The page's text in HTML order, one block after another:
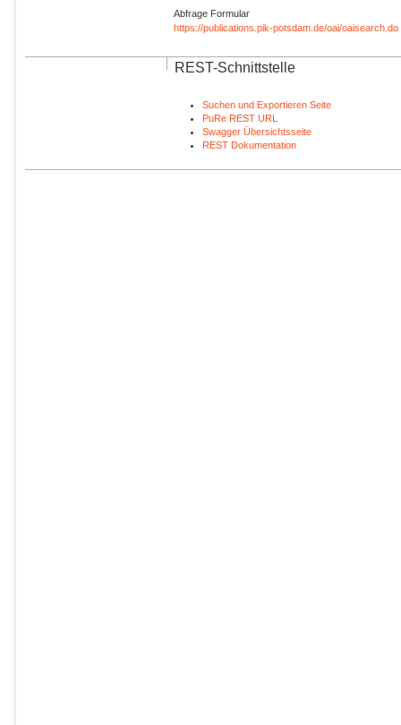
Abfrage Formular
https://publications.pik-potsdam.de/oai/oaisearch.do
REST-Schnittstelle
Suchen und Exportieren Seite
PuRe REST URL
Swagger Übersichtsseite
REST Dokumentation